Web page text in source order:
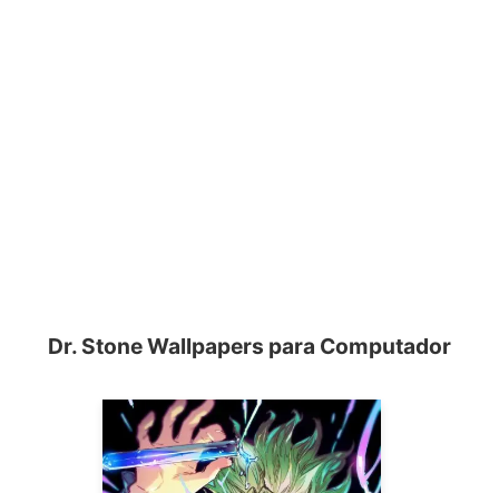
Dr. Stone Wallpapers para Computador